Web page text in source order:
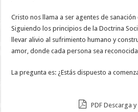
Cristo nos llama a ser agentes de
Siguiendo los principios de la Doctrina
llevar alivio al sufrimiento humano y
amor, donde cada persona sea
La pregunta es: ¿Estás dispuesto a
PDF Descarga